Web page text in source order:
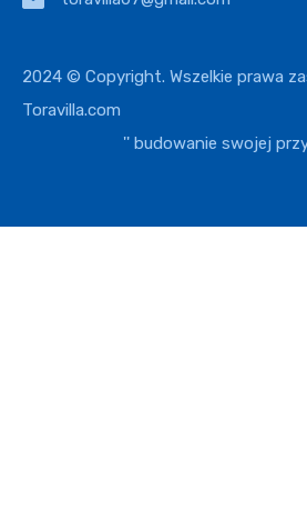
2024 © Copyright. Wszelkie prawa
Toravilla.com
'' budowanie swojej